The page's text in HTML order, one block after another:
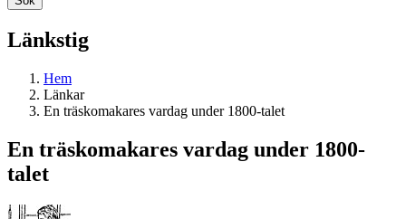
Länkstig
Hem
Länkar
En träskomakares vardag under 1800-talet
En träskomakares vardag under 1800-
talet